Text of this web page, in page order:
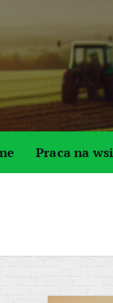
Praca na